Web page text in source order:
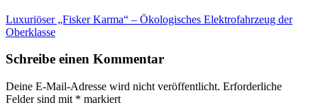
Beitragsnavigation
Luxuriöser „Fisker Karma“ – Ökologisches Elektrofahrzeug der
Oberklasse
Schreibe einen Kommentar
Deine E-Mail-Adresse wird nicht veröffentlicht. Erforderliche
Felder sind mit * markiert